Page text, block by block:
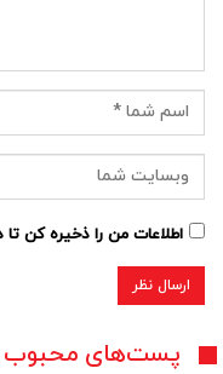
اطلاعات من را ذخیره کن تا
پست‌های محبوب